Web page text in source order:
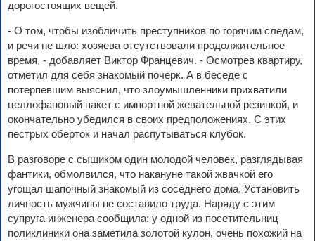
дорогостоящих вещей.
- О том, чтобы изобличить преступников по горячим следам,
и речи не шло: хозяева отсутствовали продолжительное
время, - добавляет Виктор Францевич. - Осмотрев квартиру,
отметил для себя знакомый почерк. А в беседе с
потерпевшим выяснил, что злоумышленники прихватили
целлофановый пакет с импортной жевательной резинкой, и
окончательно убедился в своих предположениях. С этих
пестрых оберток и начал распутываться клубок.
В разговоре с сыщиком один молодой человек, разглядывая
фантики, обмолвился, что накануне такой жвачкой его
угощал шапочный знакомый из соседнего дома. Установить
личность мужчины не составило труда. Наряду с этим
супруга инженера сообщила: у одной из посетительниц
поликлиники она заметила золотой кулон, очень похожий на